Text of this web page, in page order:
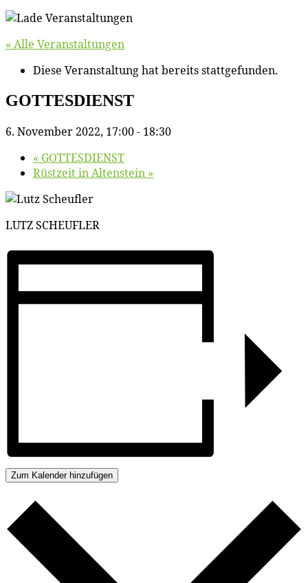
« Alle Veranstaltungen
Diese Veranstaltung hat bereits stattgefunden.
GOTTESDIENST
6. November 2022, 17:00- 18:30
« GOTTESDIENST
Rüst­zeit in Altenstein »
LUTZ SCHEUFLER
Zum Kalender hinzufügen